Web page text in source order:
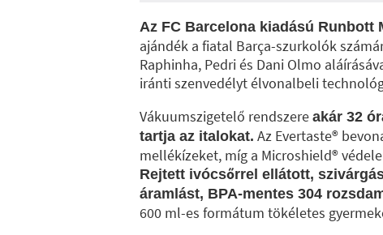
Az FC Barcelona kiadású Runbott
ajándék a fiatal Barça-szurkolók
Raphinha, Pedri és Dani Olmo
iránti szenvedélyt élvonalbeli
Vákuumszigetelő rendszere akár 32
tartja az italokat. Az Evertaste®️
mellékízeket, míg a Microshield®️
Rejtett ivócsőrrel ellátott,
áramlást, BPA-mentes 304
600 ml-es formátum tökéletes